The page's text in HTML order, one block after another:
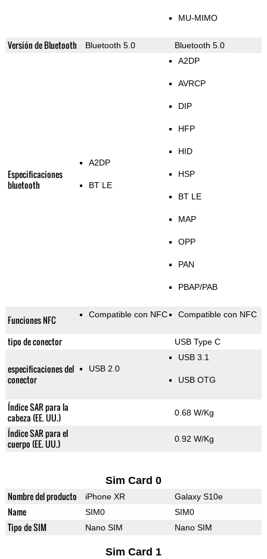
MU-MIMO
Versión de Bluetooth Bluetooth 5.0 Bluetooth 5.0
Especificaciones
bluetooth
A2DP
BT LE
A2DP
AVRCP
DIP
HFP
HID
HSP
BT LE
MAP
OPP
PAN
PBAP/PAB
Funciones NFC Compatible con NFC Compatible con NFC
tipo de conector USB Type C
especificaciones del
conector
USB 2.0
USB 3.1
USB OTG
Índice SAR para la
cabeza (EE. UU.)
0.68 W/Kg
Índice SAR para el
cuerpo (EE. UU.)
0.92 W/Kg
Sim Card 0
Nombre del producto iPhone XR Galaxy S10e
Name SIM0 SIM0
Tipo de SIM Nano SIM Nano SIM
Sim Card 1